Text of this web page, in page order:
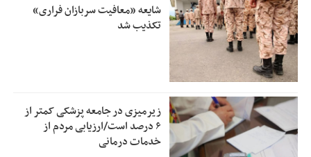
شایعه «معافیت سربازان فراری»
تکذیب شد
زیرمیزی در جامعه پزشکی کمتر از
۶ درصد است/ارزیابی مردم از
خدمات درمانی